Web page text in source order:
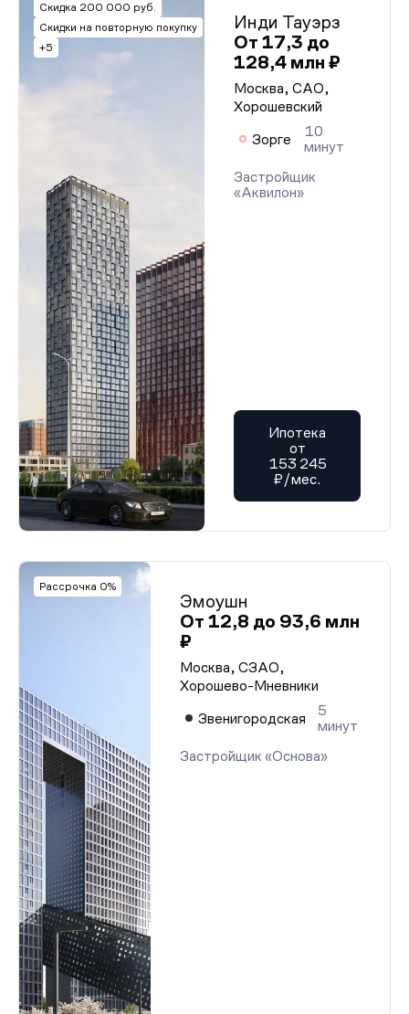
Скидка 200 000 руб.
Скидки на повторную покупку
+5
Инди Тауэрз
От 17,3 до
128,4 млн ₽
Москва, САО,
Хорошевский
Зорге
10
минут
Застройщик
«Аквилон»
Ипотека
от
153 245
₽/мес.
Рассрочка 0%
Эмоушн
От 12,8 до 93,6 млн
₽
Москва, СЗАО,
Хорошево-Мневники
Звенигородская
5
минут
Застройщик «Основа»